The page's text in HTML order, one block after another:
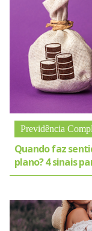
Previdência
Quando faz
plano? 4 sinais